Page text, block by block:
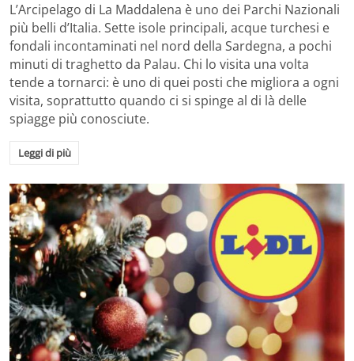
L’Arcipelago di La Maddalena è uno dei Parchi Nazionali
più belli d’Italia. Sette isole principali, acque turchesi e
fondali incontaminati nel nord della Sardegna, a pochi
minuti di traghetto da Palau. Chi lo visita una volta
tende a tornarci: è uno di quei posti che migliora a ogni
visita, soprattutto quando ci si spinge al di là delle
spiagge più conosciute.
Leggi di più